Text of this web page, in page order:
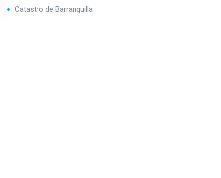
Catastro de Barranquilla